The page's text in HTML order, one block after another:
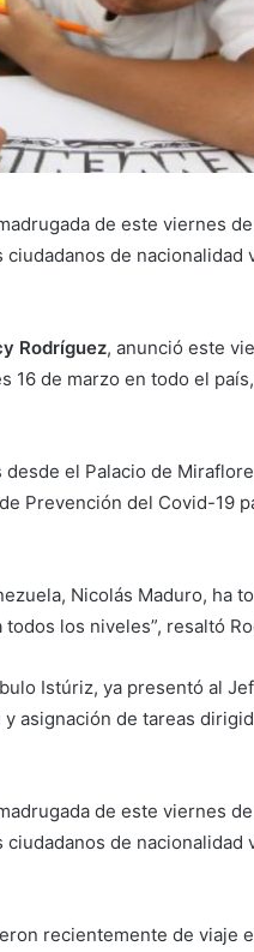
de este viernes
de nacionalidad
Rodríguez, anunció este
16 de marzo en todo el
el Palacio de
Prevención del Covid-19
Nicolás Maduro, ha
los niveles”, resaltó
Istúriz, ya presentó al
asignación de tareas
de este viernes
de nacionalidad
recientemente de viaje